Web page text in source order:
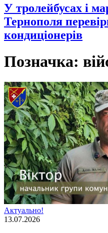
У тролейбусах і
Тернополя
кондиціонерів
Позначка:
Актуально!
13.07.2026